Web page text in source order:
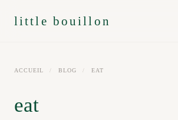
little bouillon
ACCUEIL / BLOG / EAT
eat